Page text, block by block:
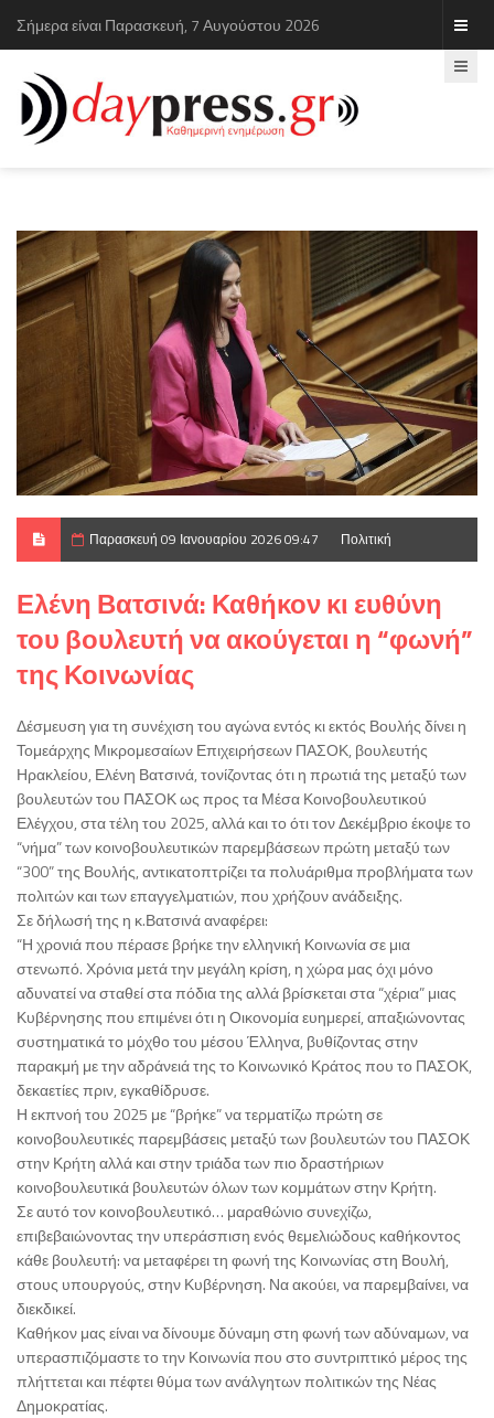
Σήμερα είναι Παρασκευή, 7 Αυγούστου 2026
Παρασκευή 09 Ιανουαρίου 2026 09:47 Πολιτική
Ελένη Βατσινά: Καθήκον κι ευθύνη
του βουλευτή να ακούγεται η “φωνή”
της Κοινωνίας
Δέσμευση για τη συνέχιση του αγώνα εντός κι εκτός Βουλής δίνει η
Τομεάρχης Μικρομεσαίων Επιχειρήσεων ΠΑΣΟΚ, βουλευτής
Ηρακλείου, Ελένη Βατσινά, τονίζοντας ότι η πρωτιά της μεταξύ των
βουλευτών του ΠΑΣΟΚ ως προς τα Μέσα Κοινοβουλευτικού
Ελέγχου, στα τέλη του 2025, αλλά και το ότι τον Δεκέμβριο έκοψε το
“νήμα” των κοινοβουλευτικών παρεμβάσεων πρώτη μεταξύ των
“300” της Βουλής, αντικατοπτρίζει τα πολυάριθμα προβλήματα των
πολιτών και των επαγγελματιών, που χρήζουν ανάδειξης.
Σε δήλωσή της η κ.Βατσινά αναφέρει:
“Η χρονιά που πέρασε βρήκε την ελληνική Κοινωνία σε μια
στενωπό. Χρόνια μετά την μεγάλη κρίση, η χώρα μας όχι μόνο
αδυνατεί να σταθεί στα πόδια της αλλά βρίσκεται στα “χέρια” μιας
Κυβέρνησης που επιμένει ότι η Οικονομία ευημερεί, απαξιώνοντας
συστηματικά το μόχθο του μέσου Έλληνα, βυθίζοντας στην
παρακμή με την αδράνειά της το Κοινωνικό Κράτος που το ΠΑΣΟΚ,
δεκαετίες πριν, εγκαθίδρυσε.
Η εκπνοή του 2025 με “βρήκε” να τερματίζω πρώτη σε
κοινοβουλευτικές παρεμβάσεις μεταξύ των βουλευτών του ΠΑΣΟΚ
στην Κρήτη αλλά και στην τριάδα των πιο δραστήριων
κοινοβουλευτικά βουλευτών όλων των κομμάτων στην Κρήτη.
Σε αυτό τον κοινοβουλευτικό… μαραθώνιο συνεχίζω,
επιβεβαιώνοντας την υπεράσπιση ενός θεμελιώδους καθήκοντος
κάθε βουλευτή: να μεταφέρει τη φωνή της Κοινωνίας στη Βουλή,
στους υπουργούς, στην Κυβέρνηση. Να ακούει, να παρεμβαίνει, να
διεκδικεί.
Καθήκον μας είναι να δίνουμε δύναμη στη φωνή των αδύναμων, να
υπερασπιζόμαστε το την Κοινωνία που στο συντριπτικό μέρος της
πλήττεται και πέφτει θύμα των ανάλγητων πολιτικών της Νέας
Δημοκρατίας.